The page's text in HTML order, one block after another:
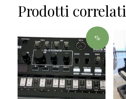
Prodotti correlati
%